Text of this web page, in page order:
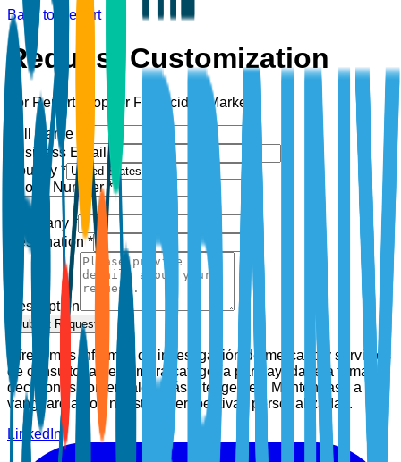
Back to Report
Request Customization
For Report: Copper Fungicides Market
Full Name *
Business Email *
Country *
Phone Number *
Company *
Designation *
Description
Submit Request
Ofrecemos informes de investigación de mercado y servicios
de consultoría de primera categoría para ayudarle a tomar
decisiones comerciales más inteligentes. Manténgase a la
vanguardia con nuestras perspectivas personalizadas.
LinkedIn